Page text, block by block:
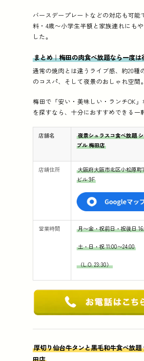
バースデープレートなどの対応も可能
料・4歳〜小学生半額と家族連れにも
した。
まとめ｜梅田の肉食べ放題なら一度
通常の焼肉とは違うライブ感、約20種
のコスパ、そして夜景のおしゃれ空間。
梅田で「安い・美味しい・ランチOK
を探すなら、十分におすすめできる一
店舗名
夜景シュラスコ食べ放題
ブル 梅田店
店舗住所
大阪府大阪市北区小松原町
ビル 9F
営業時間 月〜金・祝前日・祝後日
土・日・祝 11:00〜24:00
（L.O. 23:30）
厚切り仙台牛タンと黒毛和牛食べ放